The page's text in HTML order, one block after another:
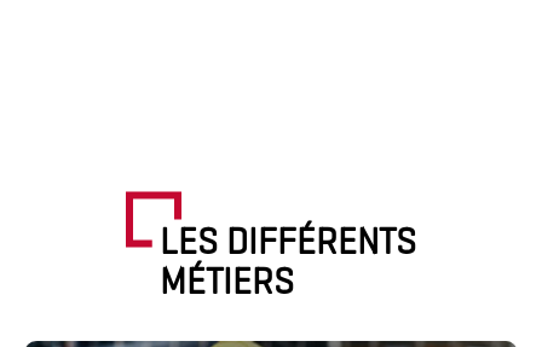
LES DIFFÉRENTS
MÉTIERS